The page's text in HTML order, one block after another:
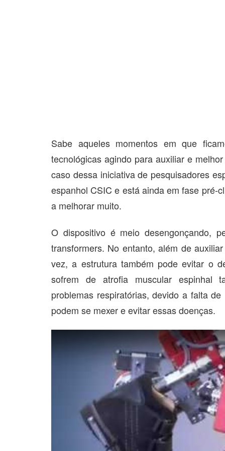
Sabe aqueles momentos em que
tecnológicas agindo para auxiliar e
caso dessa iniciativa de pesquisadores
espanhol CSIC e está ainda em fase pré-
a melhorar muito.
O dispositivo é meio desengonçando,
transformers. No entanto, além de
vez, a estrutura também pode evitar o
sofrem de atrofia muscular espinhal
problemas respiratórias, devido a falta
podem se mexer e evitar essas doenças.